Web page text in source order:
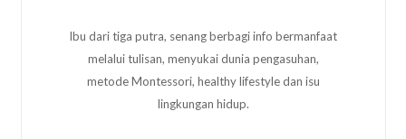
Ibu dari tiga putra, senang berbagi info bermanfaat
melalui tulisan, menyukai dunia pengasuhan,
metode Montessori, healthy lifestyle dan isu
lingkungan hidup.